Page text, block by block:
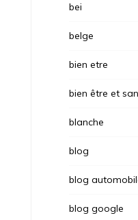
bei
belge
bien etre
bien être et
blanche
blog
blog
blog google